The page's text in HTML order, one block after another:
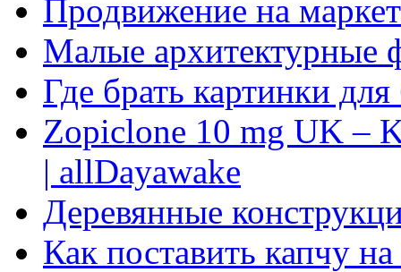
Продвижение на
Малые архитектурные
Где брать картинки
Zopiclone 10 mg UK –
| allDayawake
Деревянные
Как поставить капчу